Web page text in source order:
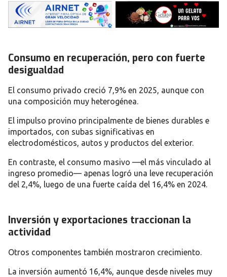
Consumo en recuperación, pero con fuerte
desigualdad
El consumo privado creció 7,9% en 2025, aunque con
una composición muy heterogénea.
El impulso provino principalmente de bienes durables e
importados, con subas significativas en
electrodomésticos, autos y productos del exterior.
En contraste, el consumo masivo —el más vinculado al
ingreso promedio— apenas logró una leve recuperación
del 2,4%, luego de una fuerte caída del 16,4% en 2024.
Inversión y exportaciones traccionan la
actividad
Otros componentes también mostraron crecimiento.
La inversión aumentó 16,4%, aunque desde niveles muy